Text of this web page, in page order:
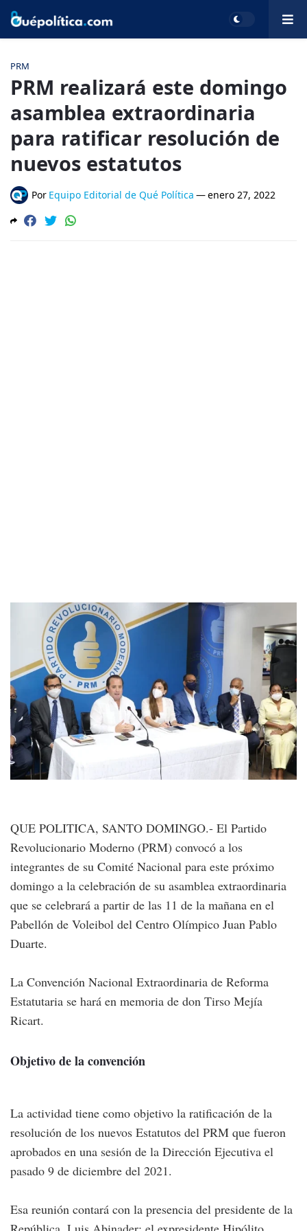
PRM
PRM realizará este domingo
asamblea extraordinaria
para ratificar resolución de
nuevos estatutos
Por Equipo Editorial de Qué Política —enero 27, 2022
QUE POLITICA, SANTO DOMINGO.- El Partido
Revolucionario Moderno (PRM) convocó a los
integrantes de su Comité Nacional para este próximo
domingo a la celebración de su asamblea extraordinaria
que se celebrará a partir de las 11 de la mañana en el
Pabellón de Voleibol del Centro Olímpico Juan Pablo
Duarte.
La Convención Nacional Extraordinaria de Reforma
Estatutaria se hará en memoria de don Tirso Mejía
Ricart.
Objetivo de la convención
La actividad tiene como objetivo la ratificación de la
resolución de los nuevos Estatutos del PRM que fueron
aprobados en una sesión de la Dirección Ejecutiva el
pasado 9 de diciembre del 2021.
Esa reunión contará con la presencia del presidente de la